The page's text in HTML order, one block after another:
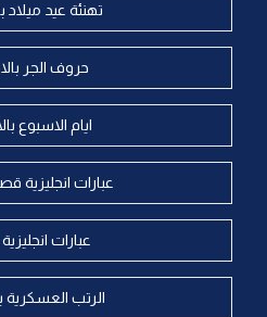
تهنئة عيد ميلاد
حروف الجر
ايام الاسبوع
عبارات انجليزية
عبارات
الرتب العسكرية